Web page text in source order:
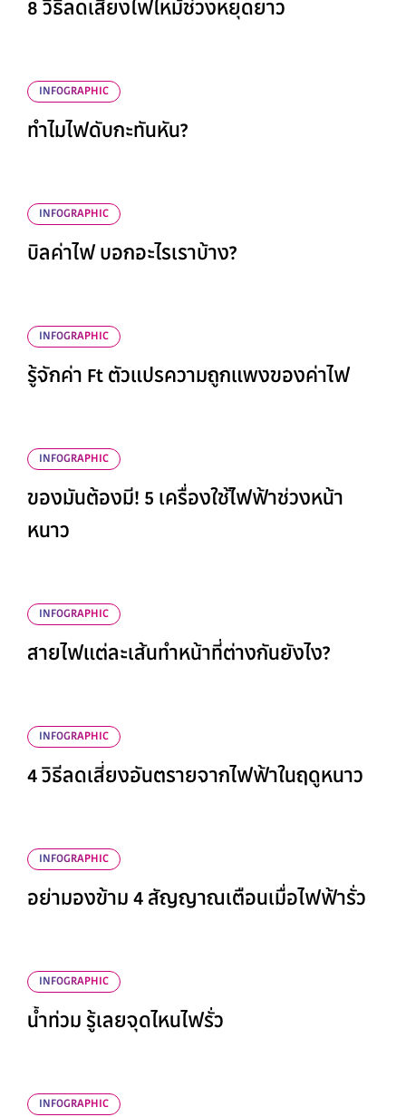
8 วิธีลดเสี่ยงไฟไหม้ช่วงหยุดยาว
INFOGRAPHIC
ทำไมไฟดับกะทันหัน?
INFOGRAPHIC
บิลค่าไฟ บอกอะไรเราบ้าง?
INFOGRAPHIC
รู้จักค่า Ft ตัวแปรความถูกแพงของค่าไฟ
INFOGRAPHIC
ของมันต้องมี! 5 เครื่องใช้ไฟฟ้าช่วงหน้า
หนาว
INFOGRAPHIC
สายไฟแต่ละเส้นทำหน้าที่ต่างกันยังไง?
INFOGRAPHIC
4 วิธีลดเสี่ยงอันตรายจากไฟฟ้าในฤดูหนาว
INFOGRAPHIC
อย่ามองข้าม 4 สัญญาณเตือนเมื่อไฟฟ้ารั่ว
INFOGRAPHIC
น้ำท่วม รู้เลยจุดไหนไฟรั่ว
INFOGRAPHIC